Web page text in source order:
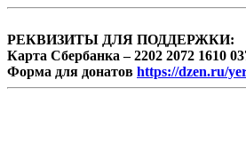
РЕКВИЗИТЫ ДЛЯ ПОДДЕРЖКИ:
Карта Сбербанка – 2202 2072 1610
Форма для донатов https://dzen.ru/